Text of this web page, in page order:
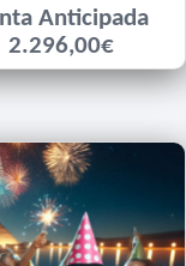
Anticipada
2.296,00€